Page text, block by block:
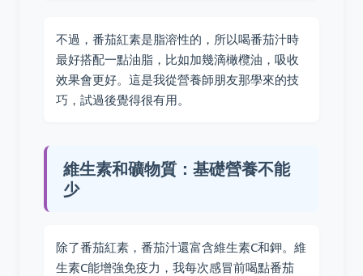
不過，番茄紅素是脂溶性的，所以喝番茄汁時
最好搭配一點油脂，比如加幾滴橄欖油，吸收
效果會更好。這是我從營養師朋友那學來的技
巧，試過後覺得很有用。
維生素和礦物質：基礎營養不能
少
除了番茄紅素，番茄汁還富含維生素C和鉀。維
生素C能增強免疫力，我每次感冒前喝點番茄